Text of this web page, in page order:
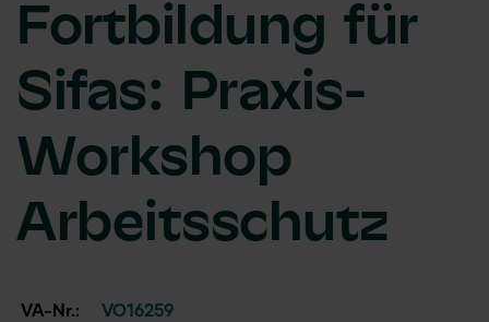
Fortbildung für
Sifas: Praxis-
Workshop
Arbeitsschutz
VA-Nr.:
VO16259